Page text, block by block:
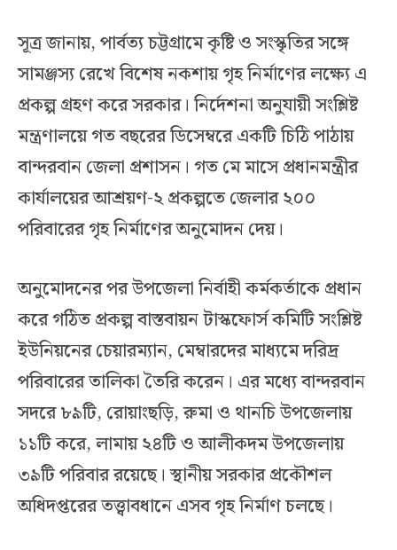
সূত্র জানায়, পার্বত্য চট্টগ্রামে কৃষ্টি ও সংস্কৃতির সঙ্গে
সামঞ্জস্য রেখে বিশেষ নকশায় গৃহ নির্মাণের লক্ষ্যে এ
প্রকল্প গ্রহণ করে সরকার। নির্দেশনা অনুযায়ী সংশ্লিষ্ট
মন্ত্রণালয়ে গত বছরের ডিসেম্বরে একটি চিঠি পাঠায়
বান্দরবান জেলা প্রশাসন। গত মে মাসে প্রধানমন্ত্রীর
কার্যালয়ের আশ্রয়ণ-২ প্রকল্পতে জেলার ২০০
পরিবারের গৃহ নির্মাণের অনুমোদন দেয়।
অনুমোদনের পর উপজেলা নির্বাহী কর্মকর্তাকে প্রধান
করে গঠিত প্রকল্প বাস্তবায়ন টাস্কফোর্স কমিটি সংশ্লিষ্ট
ইউনিয়নের চেয়ারম্যান, মেম্বারদের মাধ্যমে দরিদ্র
পরিবারের তালিকা তৈরি করেন। এর মধ্যে বান্দরবান
সদরে ৮৯টি, রোয়াংছড়ি, রুমা ও থানচি উপজেলায়
১১টি করে, লামায় ২৪টি ও আলীকদম উপজেলায়
৩৯টি পরিবার রয়েছে। স্থানীয় সরকার প্রকৌশল
অধিদপ্তরের তত্ত্বাবধানে এসব গৃহ নির্মাণ চলছে।